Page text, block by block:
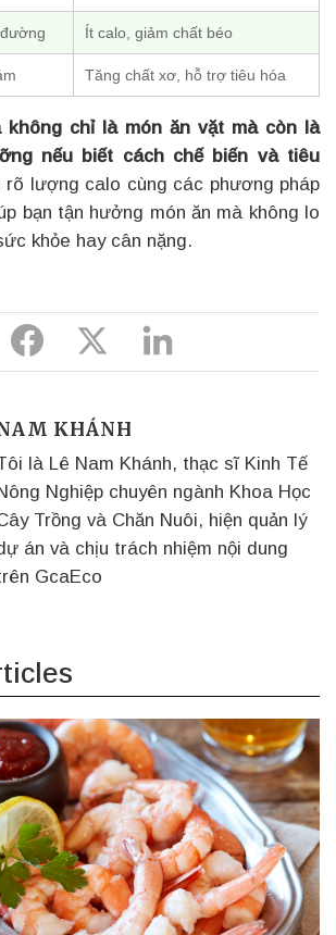
Ít calo, giảm chất béo
Tăng chất xơ, hỗ trợ tiêu hóa
không chỉ là món ăn vặt mà còn là
nếu biết cách chế biến và tiêu
rõ lượng calo cùng các phương pháp
bạn tận hưởng món ăn mà không lo
khỏe hay cân nặng.
Share
Share
Share
KHÁNH
là Lê Nam Khánh, thạc sĩ Kinh Tế
Nghiệp chuyên ngành Khoa Học
Trồng và Chăn Nuôi, hiện quản lý
án và chịu trách nhiệm nội dung
GcaEco